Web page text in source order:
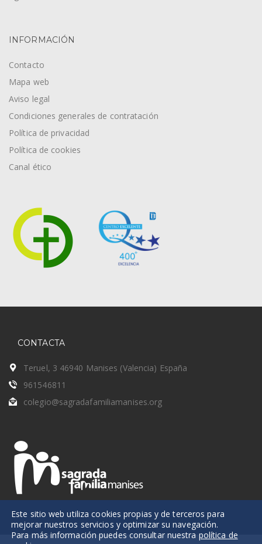
INFORMACIÓN
Contacto
Mapa web
Aviso legal
Condiciones generales de contratación
Política de privacidad
Política de cookies
Canal ético
CONTACTA
Teruel, 3 46940 Manises (Valencia) España
961546811
colegio@sagradafamiliamanises.org
Este sitio web utiliza cookies propias y de terceros para
mejorar nuestros servicios y optimizar su navegación.
Para más información puedes consultar nuestra política de